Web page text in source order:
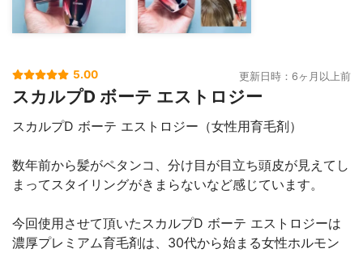
5.00 更新日時：6ヶ月以上前
スカルプD ボーテ エストロジー
スカルプD ボーテ エストロジー（女性用育毛剤）
数年前から髪がペタンコ、分け目が目立ち頭皮が見えてし
まってスタイリングがきまらないなど感じています。
今回使用させて頂いたスカルプD ボーテ エストロジーは
濃厚プレミアム育毛剤は、30代から始まる女性ホルモン